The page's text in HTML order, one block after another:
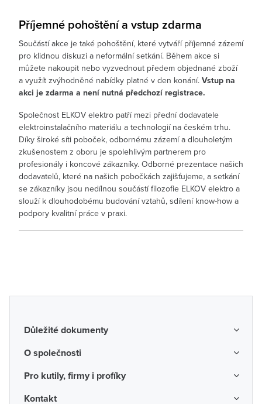
Příjemné pohoštění a vstup zdarma
Součástí akce je také pohoštění, které vytváří příjemné zázemí
pro klidnou diskuzi a neformální setkání. Během akce si
můžete nakoupit nebo vyzvednout předem objednané zboží
a využít zvýhodněné nabídky platné v den konání. Vstup na
akci je zdarma a není nutná předchozí registrace.
Společnost ELKOV elektro patří mezi přední dodavatele
elektroinstalačního materiálu a technologií na českém trhu.
Díky široké síti poboček, odbornému zázemí a dlouholetým
zkušenostem z oboru je spolehlivým partnerem pro
profesionály i koncové zákazníky. Odborné prezentace našich
dodavatelů, které na našich pobočkách zajišťujeme, a setkání
se zákazníky jsou nedílnou součástí filozofie ELKOV elektro a
slouží k dlouhodobému budování vztahů, sdílení know-how a
podpory kvalitní práce v praxi.
Důležité dokumenty
Obchodní podmínky
Reklamace a vrácení zboží
Odstoupení od smlouvy
O společnosti
O nás
Pro kutily, firmy i profíky
Katalogy probíhajících akcí
Kontakt